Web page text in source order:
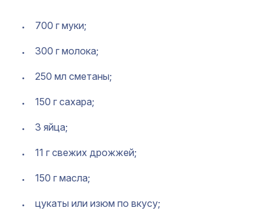
700 г муки;
300 г молока;
250 мл сметаны;
150 г сахара;
3 яйца;
11 г свежих дрожжей;
150 г масла;
цукаты или изюм по вкусу;